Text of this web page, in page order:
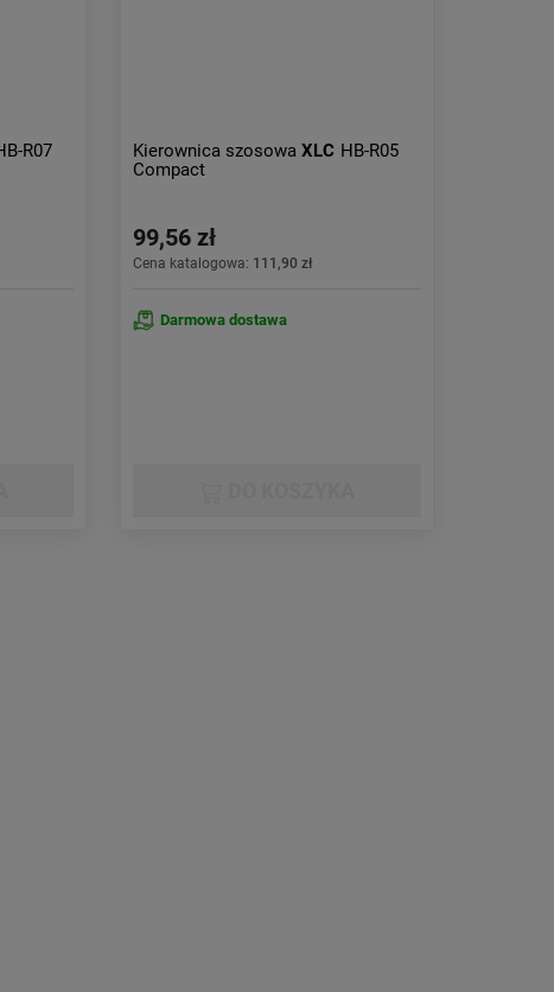
R07 Kierownica szosowaXLC HB-R05
Compact
99,56 zł
Cena katalogowa: 111,90 zł
Darmowa dostawa